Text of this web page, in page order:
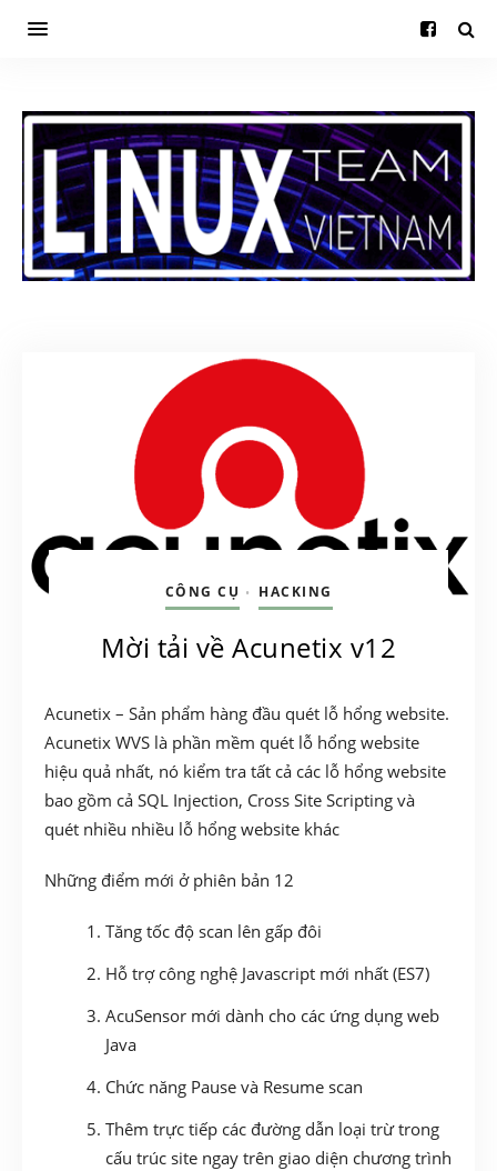
CÔNG CỤ • HACKING
Mời tải về Acunetix v12
Acunetix – Sản phẩm hàng đầu quét lỗ hổng website.
Acunetix WVS là phần mềm quét lỗ hổng website
hiệu quả nhất, nó kiểm tra tất cả các lỗ hổng website
bao gồm cả SQL Injection, Cross Site Scripting và
quét nhiều nhiều lỗ hổng website khác
Những điểm mới ở phiên bản 12
Tăng tốc độ scan lên gấp đôi
Hỗ trợ công nghệ Javascript mới nhất (ES7)
AcuSensor mới dành cho các ứng dụng web
Java
Chức năng Pause và Resume scan
Thêm trực tiếp các đường dẫn loại trừ trong
cấu trúc site ngay trên giao diện chương trình